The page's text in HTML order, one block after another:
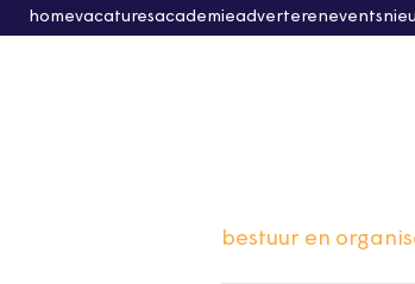
homevacaturesacademieadverterenevents
bestuur en